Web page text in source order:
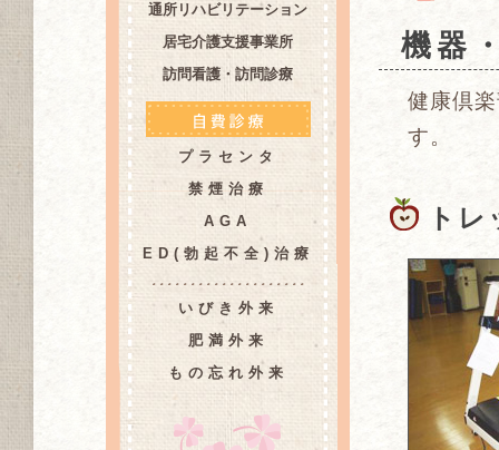
通所リハビリテーション
居宅介護支援事業所
訪問看護・訪問診療
プラセンタ
禁煙治療
AGA
ED(勃起不全)治療
いびき外来
肥満外来
もの忘れ外来
機器
健康倶
す。
ト